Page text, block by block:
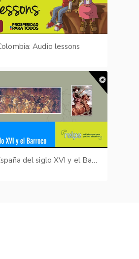
Audio lessons
Kairos - La España del siglo XVI y el Barroco